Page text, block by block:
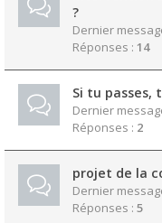
?
Dernier
Réponses : 14
Si tu passes,
Dernier
Réponses : 2
projet de la
Dernier
Réponses : 5